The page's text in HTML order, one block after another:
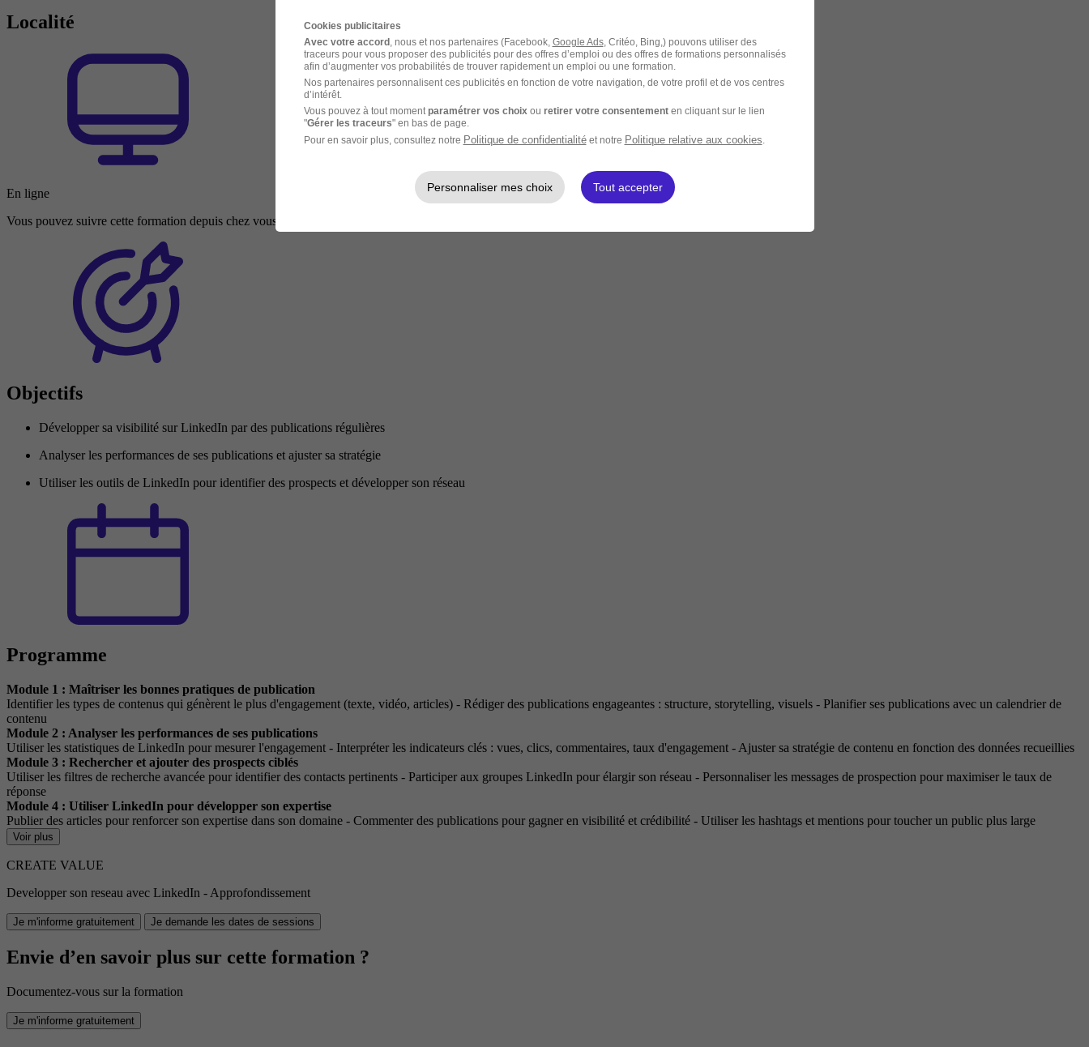
Localité
En ligne
Vous pouvez suivre cette formation depuis chez vous ou depuis n’importe quel endroit à distance.
Objectifs
Développer sa visibilité sur LinkedIn par des publications régulières
Analyser les performances de ses publications et ajuster sa stratégie
Utiliser les outils de LinkedIn pour identifier des prospects et développer son réseau
Programme
Module 1 : Maîtriser les bonnes pratiques de publication
Identifier les types de contenus qui génèrent le plus d'engagement (texte, vidéo, articles) - Rédiger des publications engageantes : structure, storytelling, visuels - Planifier ses publications avec un calendrier de
contenu
Module 2 : Analyser les performances de ses publications
Utiliser les statistiques de LinkedIn pour mesurer l'engagement - Interpréter les indicateurs clés : vues, clics, commentaires, taux d'engagement - Ajuster sa stratégie de contenu en fonction des données recueillies
Module 3 : Rechercher et ajouter des prospects ciblés
Utiliser les filtres de recherche avancée pour identifier des contacts pertinents - Participer aux groupes LinkedIn pour élargir son réseau - Personnaliser les messages de prospection pour maximiser le taux de
réponse
Module 4 : Utiliser LinkedIn pour développer son expertise
Publier des articles pour renforcer son expertise dans son domaine - Commenter des publications pour gagner en visibilité et crédibilité - Utiliser les hashtags et mentions pour toucher un public plus large
Voir plus
CREATE VALUE
Developper son reseau avec LinkedIn - Approfondissement
Je m'informe gratuitement Je demande les dates de sessions
Envie d’en savoir plus sur cette formation ?
Documentez-vous sur la formation
Je m'informe gratuitement
Cookies publicitaires
Avec votre accord, nous et nos partenaires (Facebook, Google Ads, Critéo, Bing,) pouvons utiliser des
traceurs pour vous proposer des publicités pour des offres d’emploi ou des offres de formations personnalisés
afin d’augmenter vos probabilités de trouver rapidement un emploi ou une formation.
Nos partenaires personnalisent ces publicités en fonction de votre navigation, de votre profil et de vos centres
d’intérêt.
Vous pouvez à tout moment paramétrer vos choix ou retirer votre consentementen cliquant sur le lien
"Gérer les traceurs" en bas de page.
Pour en savoir plus, consultez notre Politique de confidentialitéet notre Politique relative aux cookies
Personnaliser mes choix Tout accepter